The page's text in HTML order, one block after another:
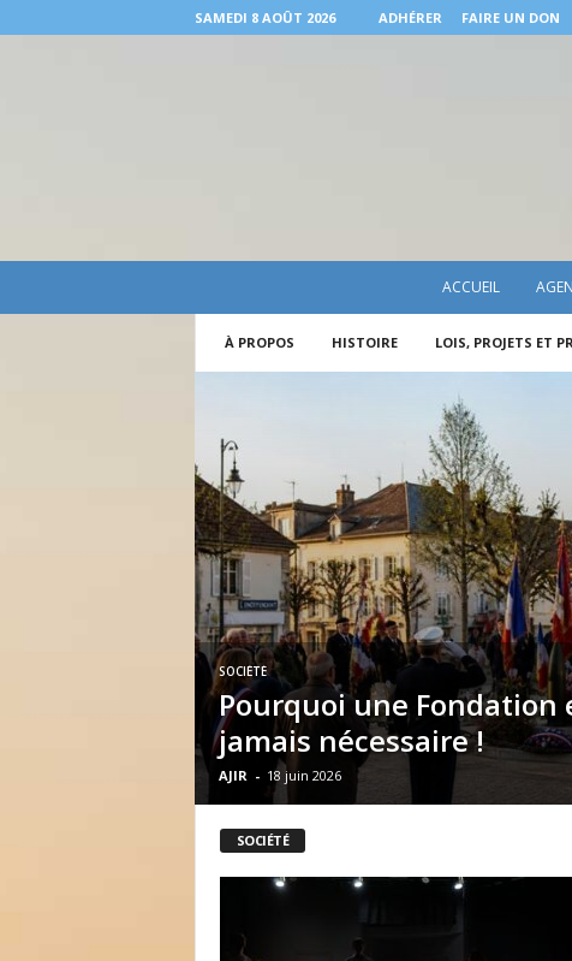
SAMEDI 8 AOÛT 2026 ADHÉRER FAIRE UN DON
ACCUEIL
À PROPOS HISTOIRE LOIS, PROJETS ET
SOCIÉTÉ
Pourquoi une Fondation
jamais nécessaire !
AJIR - 18 juin 2026
SOCIÉTÉ